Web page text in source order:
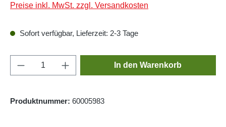
Preise inkl. MwSt. zzgl. Versandkosten
Sofort verfügbar, Lieferzeit: 2-3 Tage
Produkt Anzahl: Gib den gewünschten
In den Warenkorb
Produktnummer: 60005983